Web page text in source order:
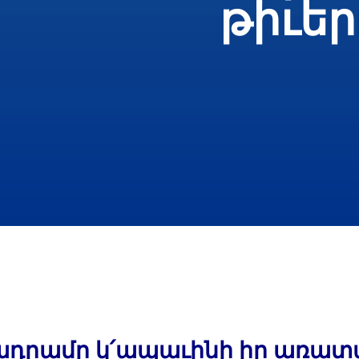
կ՛ապաւինի իր